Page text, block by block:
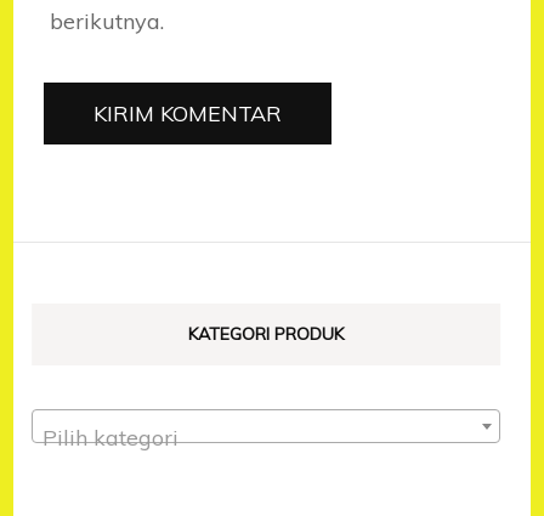
berikutnya.
KATEGORI PRODUK
Pilih kategori